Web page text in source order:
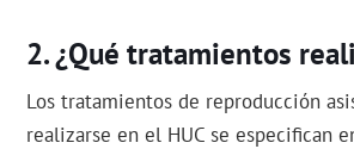
¿Qué tratamientos
Los tratamientos de reproducción
realizarse en el HUC se especifican